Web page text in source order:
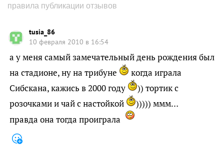
правила публикации отзывов
tusia_86
10 февраля 2010 в 16:54
а у меня самый замечательный день рождения был
на стадионе, ну на трибуне
когда играла
Сибскана, кажись в 2000 году
)) тортик с
розочками и чай с настойкой
))))) ммм…
правда она тогда проиграла